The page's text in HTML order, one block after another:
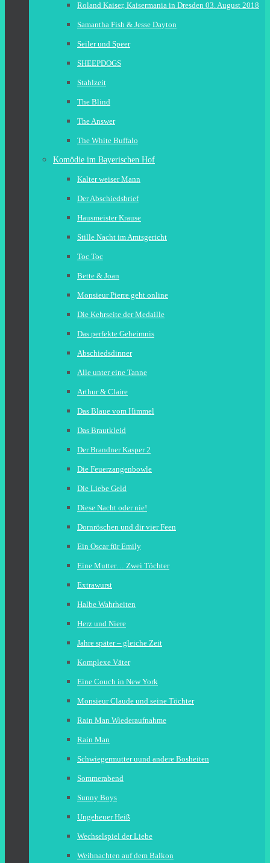
Roland Kaiser, Kaisermania in Dresden 03. August 2018
Samantha Fish & Jesse Dayton
Seiler und Speer
SHEEPDOGS
Stahlzeit
The Blind
The Answer
The White Buffalo
Komödie im Bayerischen Hof
Kalter weiser Mann
Der Abschiedsbrief
Hausmeister Krause
Stille Nacht im Amtsgericht
Toc Toc
Bette & Joan
Monsieur Pierre geht online
Die Kehrseite der Medaille
Das perfekte Geheimnis
Abschiedsdinner
Alle unter eine Tanne
Arthur & Claire
Das Blaue vom Himmel
Das Brautkleid
Der Brandner Kasper 2
Die Feuerzangenbowle
Die Liebe Geld
Diese Nacht oder nie!
Dornröschen und dir vier Feen
Ein Oscar für Emily
Eine Mutter… Zwei Töchter
Extrawurst
Halbe Wahrheiten
Herz und Niere
Jahre später – gleiche Zeit
Komplexe Väter
Eine Couch in New York
Monsieur Claude und seine Töchter
Rain Man Wiederaufnahme
Rain Man
Schwiegermutter uund andere Bosheiten
Sommerabend
Sunny Boys
Ungeheuer Heiß
Wechselspiel der Liebe
Weihnachten auf dem Balkon